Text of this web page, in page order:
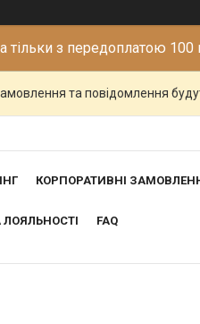
тільки з передоплатою 100
та повідомлення
КОРПОРАТИВНІ
FAQ